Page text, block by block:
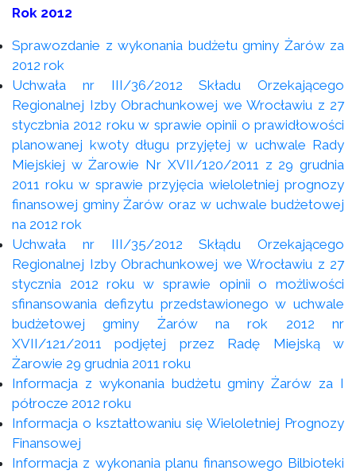
Rok 2012
Sprawozdanie z wykonania budżetu gminy Żarów za
2012 rok
Uchwała nr III/36/2012 Składu Orzekającego
Regionalnej Izby Obrachunkowej we Wrocławiu z 27
styczbnia 2012 roku w sprawie opinii o prawidłowości
planowanej kwoty długu przyjętej w uchwale Rady
Miejskiej w Żarowie Nr XVII/120/2011 z 29 grudnia
2011 roku w sprawie przyjęcia wieloletniej prognozy
finansowej gminy Żarów oraz w uchwale budżetowej
na 2012 rok
Uchwała nr III/35/2012 Skłądu Orzekającego
Regionalnej Izby Obrachunkowej we Wrocławiu z 27
stycznia 2012 roku w sprawie opinii o możliwości
sfinansowania defizytu przedstawionego w uchwale
budżetowej gminy Żarów na rok 2012 nr
XVII/121/2011 podjętej przez Radę Miejską w
Żarowie 29 grudnia 2011 roku
Informacja z wykonania budżetu gminy Żarów za I
półrocze 2012 roku
Informacja o kształtowaniu się Wieloletniej Prognozy
Finansowej
Informacja z wykonania planu finansowego Bilbioteki